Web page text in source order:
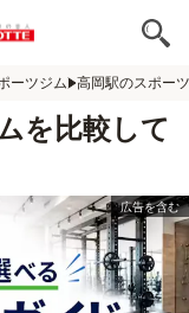
ーツジム 高岡駅のスポー
を比較して